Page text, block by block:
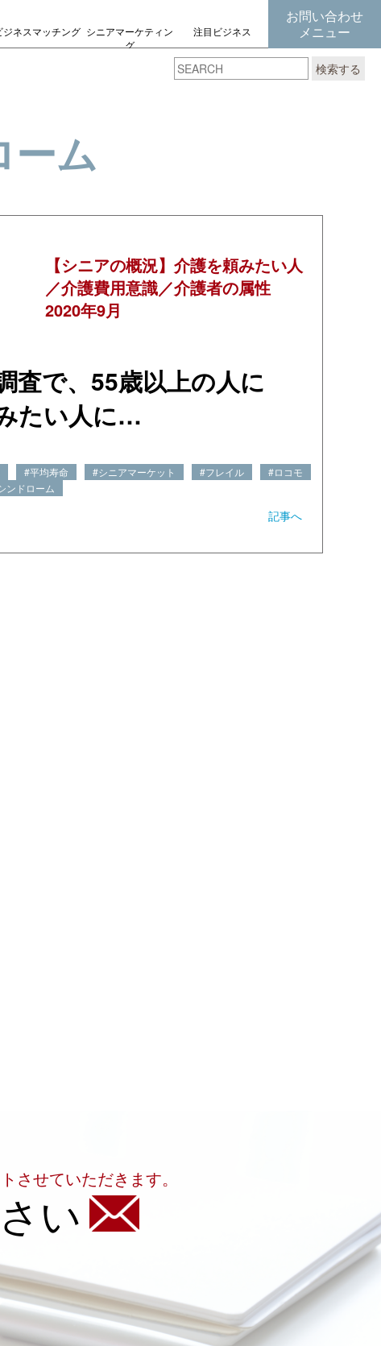
ジネスマッチング シニアマーケティン
グ
注目ビジネス
お問い合わせ
メニュー
検索する
ーム
【シニアの概況】介護を頼みたい人
／介護費用意識／介護者の属性
2020年9月
査で、55歳以上の人に
たい人に…
#平均寿命 #シニアマーケット #フレイル
#ロコモ
ンドローム
記事へ
させていただきます。
い